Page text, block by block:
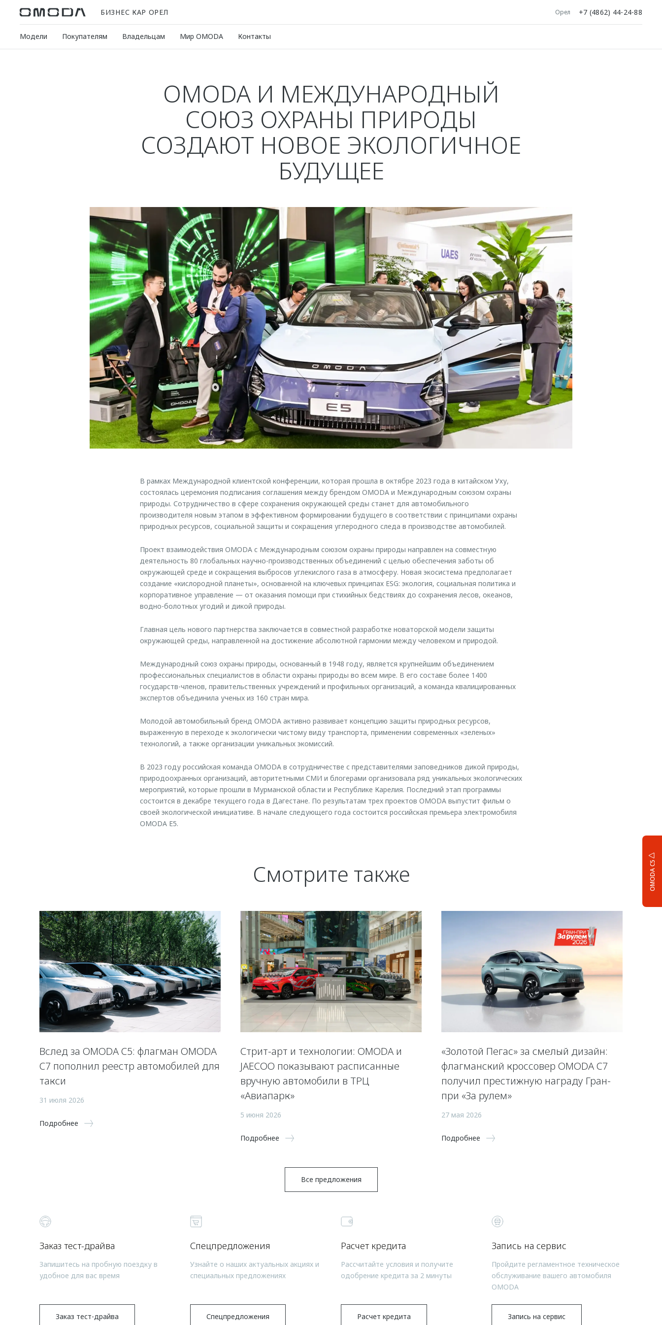
БИЗНЕС КАР ОРЕЛ Орел +7 (4862) 44-24-88
Модели Покупателям Владельцам Мир OMODA Контакты
OMODA C5
OMODA И МЕЖДУНАРОДНЫЙ
СОЮЗ ОХРАНЫ ПРИРОДЫ
СОЗДАЮТ НОВОЕ ЭКОЛОГИЧНОЕ
БУДУЩЕЕ
В рамках Международной клиентской конференции, которая прошла в октябре 2023 года в китайском Уху,
состоялась церемония подписания соглашения между брендом OMODA и Международным союзом охраны
природы. Сотрудничество в сфере сохранения окружающей среды станет для автомобильного
производителя новым этапом в эффективном формировании будущего в соответствии с принципами охраны
природных ресурсов, социальной защиты и сокращения углеродного следа в производстве автомобилей.
Проект взаимодействия OMODA с Международным союзом охраны природы направлен на совместную
деятельность 80 глобальных научно-производственных объединений с целью обеспечения заботы об
окружающей среде и сокращения выбросов углекислого газа в атмосферу. Новая экосистема предполагает
создание «кислородной планеты», основанной на ключевых принципах ESG: экология, социальная политика и
корпоративное управление — от оказания помощи при стихийных бедствиях до сохранения лесов, океанов,
водно-болотных угодий и дикой природы.
Главная цель нового партнерства заключается в совместной разработке новаторской модели защиты
окружающей среды, направленной на достижение абсолютной гармонии между человеком и природой.
Международный союз охраны природы, основанный в 1948 году, является крупнейшим объединением
профессиональных специалистов в области охраны природы во всем мире. В его составе более 1400
государств-членов, правительственных учреждений и профильных организаций, а команда квалицированных
экспертов объединила ученых из 160 стран мира.
Молодой автомобильный бренд OMODA активно развивает концепцию защиты природных ресурсов,
выраженную в переходе к экологически чистому виду транспорта, применении современных «зеленых»
технологий, а также организации уникальных экомиссий.
В 2023 году российская команда OMODA в сотрудничестве с представителями заповедников дикой природы,
природоохранных организаций, авторитетными СМИ и блогерами организовала ряд уникальных экологических
мероприятий, которые прошли в Мурманской области и Республике Карелия. Последний этап программы
состоится в декабре текущего года в Дагестане. По результатам трех проектов OMODA выпустит фильм о
своей экологической инициативе. В начале следующего года состоится российская премьера электромобиля
OMODA E5.
Смотрите также
Вслед за OMODA C5: флагман OMODA
C7 пополнил реестр автомобилей для
такси
31 июля 2026
Подробнее
Стрит-арт и технологии: OMODA и
JAECOO показывают расписанные
вручную автомобили в ТРЦ
«Авиапарк»
5 июня 2026
Подробнее
«Золотой Пегас» за смелый дизайн:
флагманский кроссовер OMODA C7
получил престижную награду Гран-
при «За рулем»
27 мая 2026
Подробнее
Все предложения
Заказ тест-драйва
Запишитесь на пробную поездку в
удобное для вас время
Заказ тест-драйва
Спецпредложения
Узнайте о наших актуальных акциях и
специальных предложениях
Спецпредложения
Расчет кредита
Рассчитайте условия и получите
одобрение кредита за 2 минуты
Расчет кредита
Запись на сервис
Пройдите регламентное техническое
обслуживание вашего автомобиля
OMODA
Запись на сервис